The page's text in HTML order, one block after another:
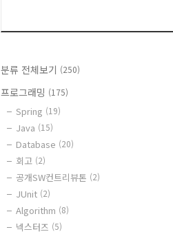
분류 전체보기 (250)
프로그래밍 (175)
Spring (19)
Java (15)
Database (20)
회고 (2)
공개SW컨트리뷰톤 (2)
JUnit (2)
Algorithm (8)
넥스터즈 (5)